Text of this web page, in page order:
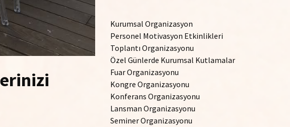
Kurumsal Organizasyon
Personel Motivasyon Etkinlikleri
Toplantı Organizasyonu
Özel Günlerde Kurumsal Kutlamalar
Fuar Organizasyonu
Kongre Organizasyonu
Konferans Organizasyonu
Lansman Organizasyonu
Seminer Organizasyonu